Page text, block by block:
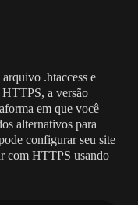
.htaccess e
a versão
em que você
alternativos para
configurar seu site
com HTTPS usando